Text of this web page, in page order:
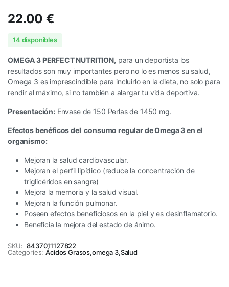
22.00€
14 disponibles
OMEGA 3 PERFECT NUTRITION, para un deportista los
resultados son muy importantes pero no lo es menos su salud,
Omega 3 es imprescindible para incluirlo en la dieta, no solo para
rendir al máximo, si no también a alargar tu vida deportiva.
Presentación:Envase de 150 Perlas de 1450 mg.
Efectos benéficos del consumo regular de Omega 3 en el
organismo:
Mejoran la salud cardiovascular.
Mejoran el perfil lipídico (reduce la concentración de
triglicéridos en sangre)
Mejora la memoria y la salud visual.
Mejoran la función pulmonar.
Poseen efectos beneficiosos en la piel y es desinflamatorio.
Beneficia la mejora del estado de ánimo.
SKU: 8437011127822
Categories: Ácidos Grasos,omega 3,Salud